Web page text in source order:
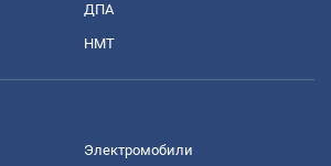
ДПА
НМТ
Электромобили